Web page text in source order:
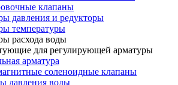
клапаны
давления и редукторы
температуры
расхода воды
для регулирующей арматуры
арматура
соленоидные клапаны
давления воды